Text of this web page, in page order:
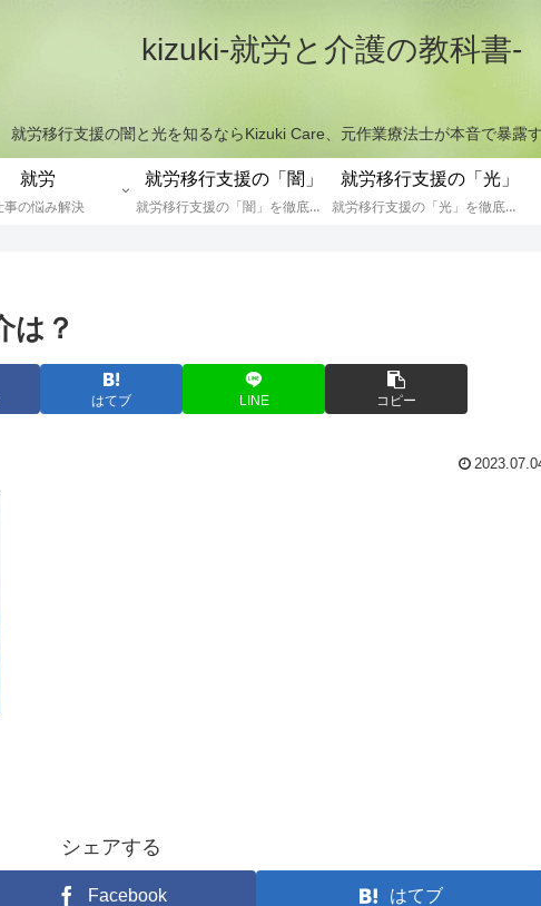
kizuki-就労と介護の教科書-
就労移行支援の闇と光を知るならKizuki Care、元作業療法士が本音で暴露
就労
事の悩み解決
就労移行支援の「闇」
就労移行支援の「闇」を徹底解説
就労移行支援の「光」
就労移行支援の「光」を徹底解説
は？
はてブ LINE コピー
シェアする
Facebook はてブ